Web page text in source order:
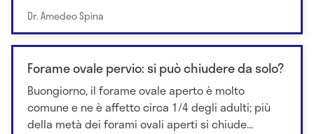
Dr. Amedeo Spina
Forame ovale pervio: si può chiudere da solo?
Buongiorno, il forame ovale aperto è molto
comune e ne è affetto circa 1/4 degli adulti; più
della metà dei forami ovali aperti si chiude...